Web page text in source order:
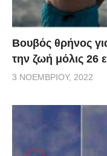
Βουβός θρήνος
την ζωή μόλις 26
3 ΝΟΕΜΒΡΊΟΥ, 2022